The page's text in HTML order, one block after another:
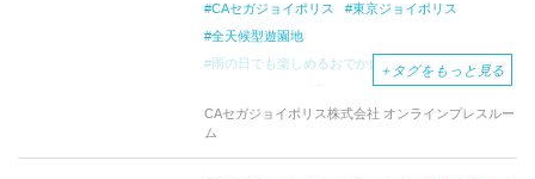
CAセガジョイポリス
東京ジョイポリス
全天候型遊園地
雨の日でも楽しめるおでかけスポット
アトラクション体験
デックス東京ビーチ
ジェットコースター
音ゲーコースター
＋ タグをもっと見る
CAセガジョイポリス株式会社 オンラインプレスルー
ム